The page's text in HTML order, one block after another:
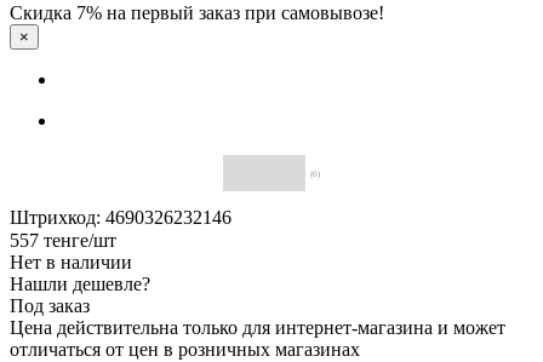
Скидка 7% на первый заказ при самовывозе!
×
(0)
Штрихкод: 4690326232146
557 тенге/шт
Нет в наличии
Нашли дешевле?
Под заказ
Цена действительна только для интернет-магазина и может
отличаться от цен в розничных магазинах